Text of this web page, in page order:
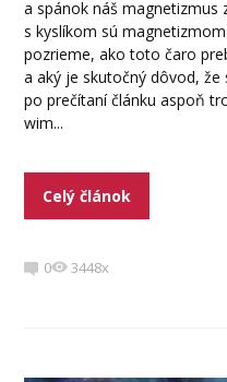
a spánok náš magnetizmus
s kyslíkom sú
pozrieme, ako toto čaro
a aký je skutočný dôvod, že
po prečítaní článku aspoň
wim...
Celý článok
0 3448x